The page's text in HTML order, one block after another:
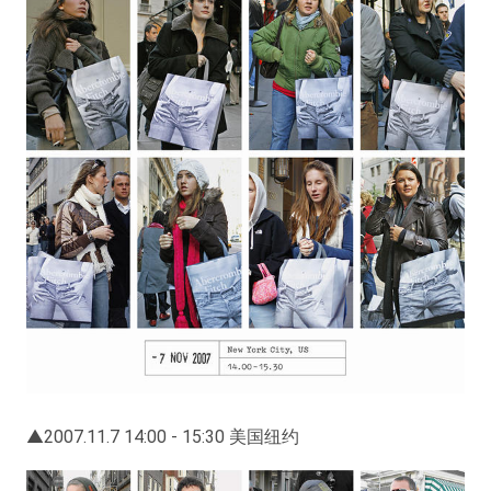
▲2007.11.7 14:00 - 15:30 美国纽约